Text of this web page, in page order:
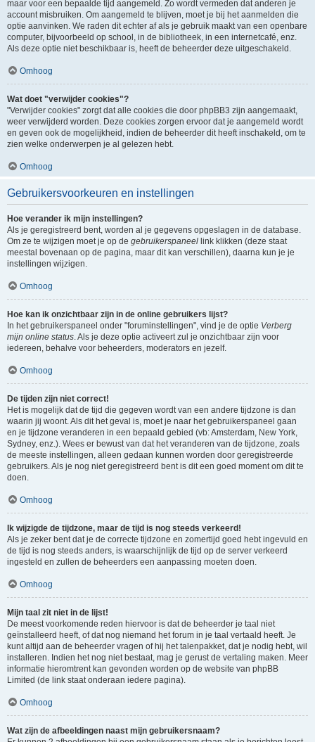
maar voor een bepaalde tijd aangemeld. Zo wordt vermeden dat anderen je
account misbruiken. Om aangemeld te blijven, moet je bij het aanmelden die
optie aanvinken. We raden dit echter af als je gebruik maakt van een openbare
computer, bijvoorbeeld op school, in de bibliotheek, in een internetcafé, enz.
Als deze optie niet beschikbaar is, heeft de beheerder deze uitgeschakeld.
Omhoog
Wat doet "verwijder cookies"?
"Verwijder cookies" zorgt dat alle cookies die door phpBB3 zijn aangemaakt,
weer verwijderd worden. Deze cookies zorgen ervoor dat je aangemeld wordt
en geven ook de mogelijkheid, indien de beheerder dit heeft inschakeld, om te
zien welke onderwerpen je al gelezen hebt.
Omhoog
Gebruikersvoorkeuren en instellingen
Hoe verander ik mijn instellingen?
Als je geregistreerd bent, worden al je gegevens opgeslagen in de database.
Om ze te wijzigen moet je op de gebruikerspaneel link klikken (deze staat
meestal bovenaan op de pagina, maar dit kan verschillen), daarna kun je je
instellingen wijzigen.
Omhoog
Hoe kan ik onzichtbaar zijn in de online gebruikers lijst?
In het gebruikerspaneel onder "foruminstellingen", vind je de optie Verberg
mijn online status. Als je deze optie activeert zul je onzichtbaar zijn voor
iedereen, behalve voor beheerders, moderators en jezelf.
Omhoog
De tijden zijn niet correct!
Het is mogelijk dat de tijd die gegeven wordt van een andere tijdzone is dan
waarin jij woont. Als dit het geval is, moet je naar het gebruikerspaneel gaan
en je tijdzone veranderen in een bepaald gebied (vb: Amsterdam, New York,
Sydney, enz.). Wees er bewust van dat het veranderen van de tijdzone, zoals
de meeste instellingen, alleen gedaan kunnen worden door geregistreerde
gebruikers. Als je nog niet geregistreerd bent is dit een goed moment om dit te
doen.
Omhoog
Ik wijzigde de tijdzone, maar de tijd is nog steeds verkeerd!
Als je zeker bent dat je de correcte tijdzone en zomertijd goed hebt ingevuld en
de tijd is nog steeds anders, is waarschijnlijk de tijd op de server verkeerd
ingesteld en zullen de beheerders een aanpassing moeten doen.
Omhoog
Mijn taal zit niet in de lijst!
De meest voorkomende reden hiervoor is dat de beheerder je taal niet
geïnstalleerd heeft, of dat nog niemand het forum in je taal vertaald heeft. Je
kunt altijd aan de beheerder vragen of hij het talenpakket, dat je nodig hebt, wil
installeren. Indien het nog niet bestaat, mag je gerust de vertaling maken. Meer
informatie hieromtrent kan gevonden worden op de website van phpBB
Limited (de link staat onderaan iedere pagina).
Omhoog
Wat zijn de afbeeldingen naast mijn gebruikersnaam?